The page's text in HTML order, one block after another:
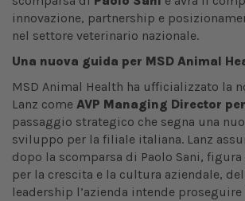
innovazione, partnership e
nel settore veterinario nazionale.
Una nuova guida per MSD Animal
MSD Animal Health ha ufficializzato la
Lanz come AVP Managing Director
passaggio strategico che segna una
sviluppo per la filiale italiana. Lanz
dopo la scomparsa di Paolo Sani,
per la crescita e la cultura aziendale,
leadership l’azienda intende